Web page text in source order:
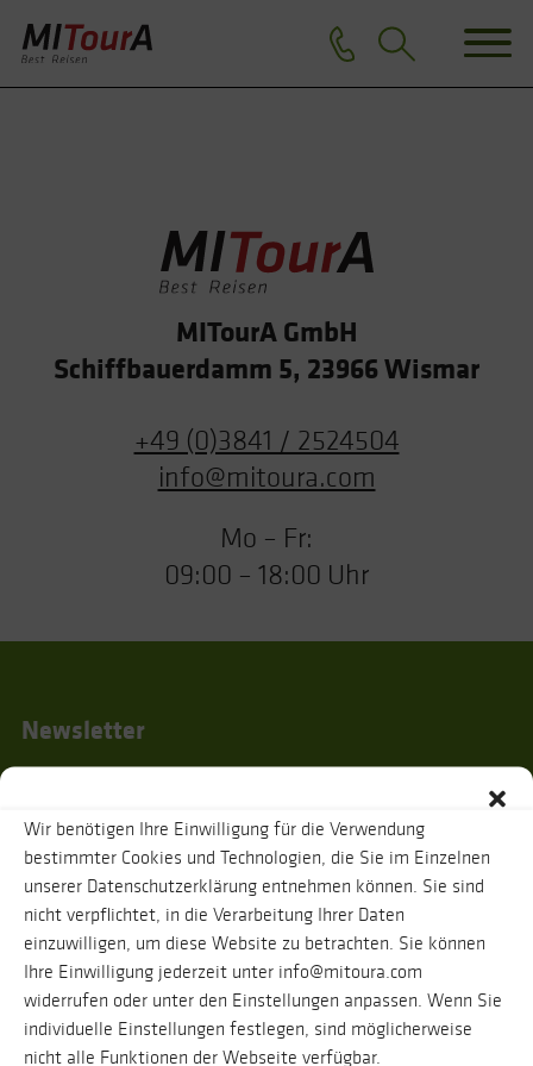
Wir benötigen Ihre Einwilligung für die Verwendung
bestimmter Cookies und Technologien, die Sie im Einzelnen
unserer Datenschutzerklärung entnehmen können. Sie sind
nicht verpflichtet, in die Verarbeitung Ihrer Daten
einzuwilligen, um diese Website zu betrachten. Sie können
Ihre Einwilligung jederzeit unter info@mitoura.com
widerrufen oder unter den Einstellungen anpassen. Wenn Sie
individuelle Einstellungen festlegen, sind möglicherweise
nicht alle Funktionen der Webseite verfügbar.
MITourA GmbH
Schiffbauerdamm 5, 23966 Wismar
+49 (0)3841 / 2524504
info@mitoura.com
Mo – Fr:
09:00 – 18:00 Uhr
Newsletter
Ich habe dieDatenschutzhinweisegelesen und stimme zu, dass zur
Bestätigung meiner Angaben eine Nachricht an oben genannte E-Mail-
Adresse verschickt wird. Ihre Daten werden selbstverständlich vertraulich
behandelt. Eine Abmeldung vom Newsletter ist jederzeit möglich.